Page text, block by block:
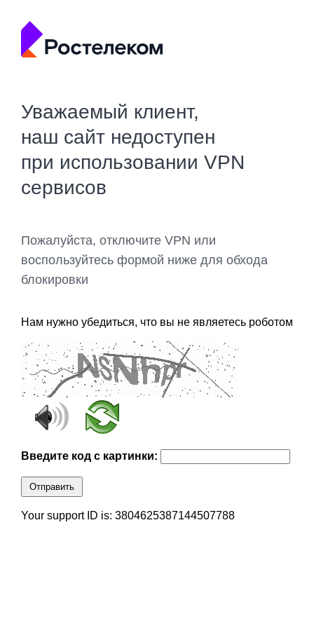
Уважаемый клиент,
наш сайт недоступен
при использовании VPN
сервисов
Пожалуйста, отключите VPN или
воспользуйтесь формой ниже для обхода
блокировки
Нам нужно убедиться, что вы не являетесь роботом
Введите код с картинки:
Отправить
Your support ID is: 3804625387144507788